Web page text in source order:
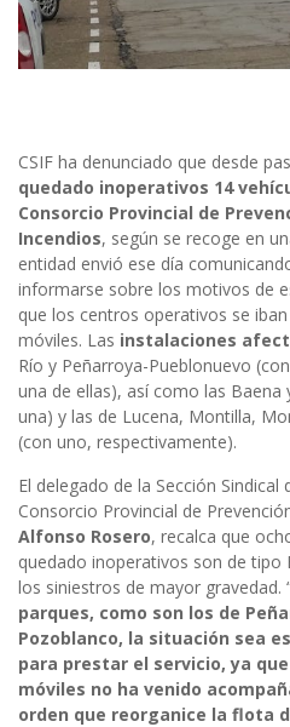
CSIF ha denunciado que desde
quedado inoperativos 14
Consorcio Provincial de
Incendios, según se recoge en
entidad envió ese día
informarse sobre los motivos de
que los centros operativos se
móviles. Las instalaciones
Río y Peñarroya-Pueblonuevo
una de ellas), así como las Baena
una) y las de Lucena, Montilla,
(con uno, respectivamente).
El delegado de la Sección Sindical
Consorcio Provincial de
Alfonso Rosero, recalca que
quedado inoperativos son de tipo
los siniestros de mayor gravedad.
parques, como son los de
Pozoblanco, la situación sea
para prestar el servicio, ya
móviles no ha venido
orden que reorganice la flota